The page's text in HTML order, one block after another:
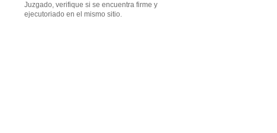
Juzgado, verifique si se encuentra firme y
ejecutoriado en el mismo sitio.